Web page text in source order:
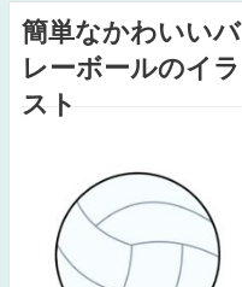
簡単なかわいいバ
レーボールのイラ
スト